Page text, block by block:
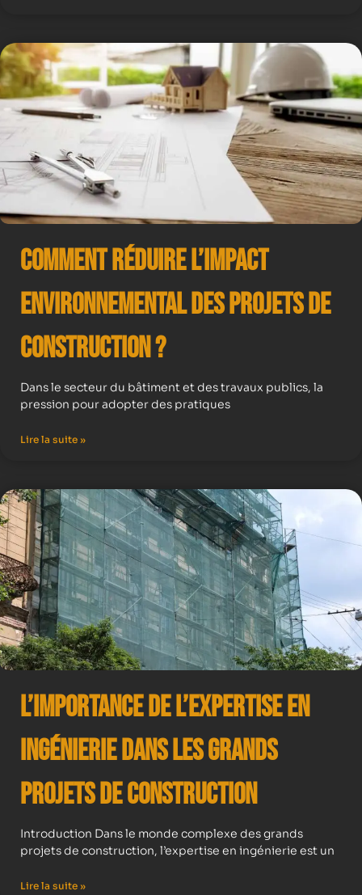
Comment Réduire l’Impact
Environnemental des Projets de
Construction ?
Dans le secteur du bâtiment et des travaux publics, la
pression pour adopter des pratiques
Lire la suite »
L’importance de l’expertise en
ingénierie dans les grands
projets de construction
Introduction Dans le monde complexe des grands
projets de construction, l’expertise en ingénierie est un
Lire la suite »